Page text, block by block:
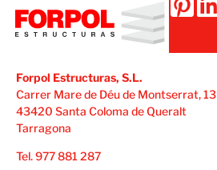
Forpol Estructuras, S.L.
Carrer Mare de Déu de Montserrat, 13
43420 Santa Coloma de Queralt
Tarragona
Tel. 977 881 287